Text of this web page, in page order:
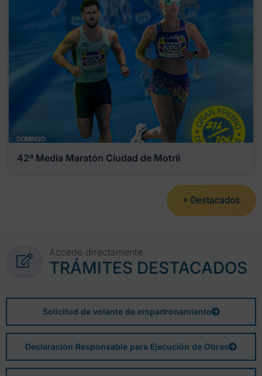
42ª Media Maratón Ciudad de Motril
+ Destacados
Accede directamente
TRÁMITES DESTACADOS
Solicitud de volante de empadronamiento
Declaración Responsable para Ejecución de Obras